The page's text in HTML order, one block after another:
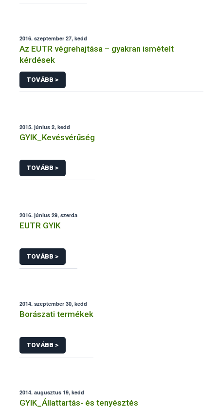
2016. szeptember 27, kedd
Az EUTR végrehajtása – gyakran ismételt
kérdések
TOVÁBB >
2015. június 2, kedd
GYIK_Kevésvérűség
TOVÁBB >
2016. június 29, szerda
EUTR GYIK
TOVÁBB >
2014. szeptember 30, kedd
Borászati termékek
TOVÁBB >
2014. augusztus 19, kedd
GYIK_Állattartás- és tenyésztés